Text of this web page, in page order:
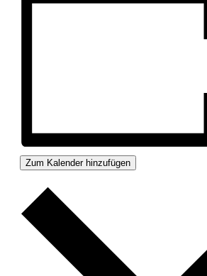
Zum Kalender hinzufügen